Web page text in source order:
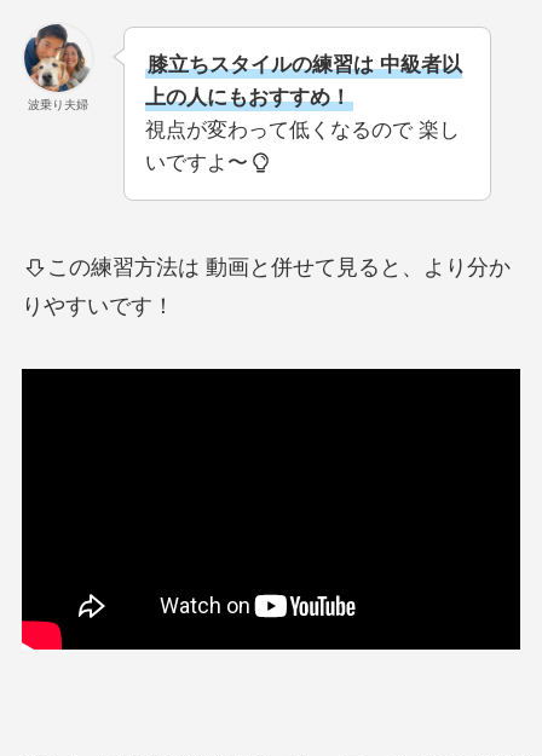
波乗り夫婦
膝立ちスタイルの練習は 中級者以
上の人にもおすすめ！
視点が変わって低くなるので 楽し
いですよ〜
この練習方法は 動画と併せて見ると、より分か
りやすいです！